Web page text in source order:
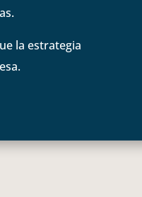
la estrategia